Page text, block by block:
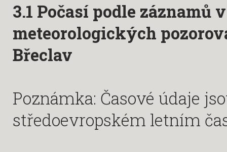
3.1 Počasí podle
meteorologických
Břeclav
Poznámka: Časové údaje
středoevropském letním